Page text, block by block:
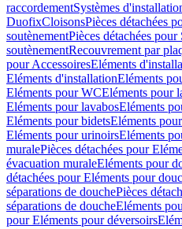
raccordementSystèmes
DuofixCloisonsPièces détachées
soutènementPièces détachées pour
soutènementRecouvrement par
pour AccessoiresEléments
Eléments d'installationEléments
Eléments pour WCEléments pour
Eléments pour lavabosEléments
Eléments pour bidetsEléments
Eléments pour urinoirsEléments
muralePièces détachées pour
évacuation muraleEléments pour
détachées pour Eléments pour
séparations de douchePièces
séparations de doucheEléments
pour Eléments pour déversoirs